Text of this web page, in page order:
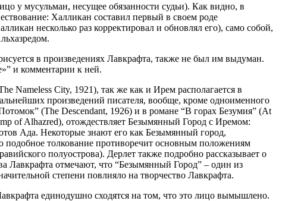
у мусульман, несущее обязанности судьи). Как видно, в
Халликан составил первый в своем роде
несколько раз корректировал и обновлял его), само собой,
в произведениях Лавкрафта, также не был им выдуман.
и комментарии к ней.
Nameless City, 1921), так же как и Ирем располагается в
произведений писателя, вообще, кроме одноименного
(The Descendant, 1926) и в романе “В горах Безумия” (At
of Alhazred), отождествляет Безымянный Город с Иремом:
Ада. Некоторые знают его как Безымянный город,
толкование противоречит основным положениям
полуострова). Дерлет также подробно рассказывает о
Лавкрафта отмечают, что “Безымянный Город” – один из
степени повлияло на творчество Лавкрафта.
единодушно сходятся на том, что это лицо вымышлено.